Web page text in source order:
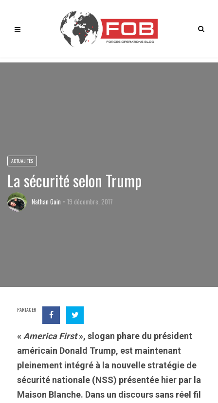
ACTUALITÉS
La sécurité selon Trump
Nathan Gain 19 décembre, 2017
PARTAGER
« America First», slogan phare du président
américain Donald Trump, est maintenant
pleinement intégré à la nouvelle stratégie de
sécurité nationale (NSS) présentée hier par la
Maison Blanche. Dans un discours sans réel fil